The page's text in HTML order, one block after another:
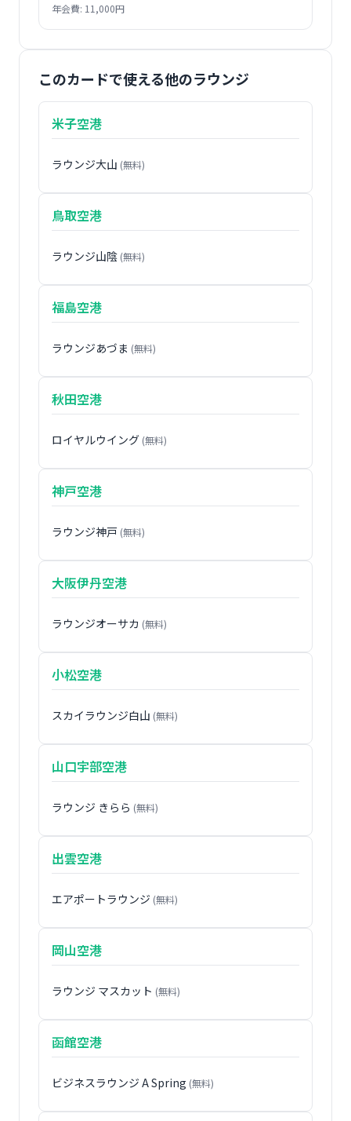
年会費: 11,000円
このカードで使える他のラウンジ
米子空港
ラウンジ大山 (無料)
鳥取空港
ラウンジ山陰 (無料)
福島空港
ラウンジあづま (無料)
秋田空港
ロイヤルウイング (無料)
神戸空港
ラウンジ神戸 (無料)
大阪伊丹空港
ラウンジオーサカ (無料)
小松空港
スカイラウンジ白山 (無料)
山口宇部空港
ラウンジ きらら (無料)
出雲空港
エアポートラウンジ (無料)
岡山空港
ラウンジ マスカット (無料)
函館空港
ビジネスラウンジ A Spring (無料)